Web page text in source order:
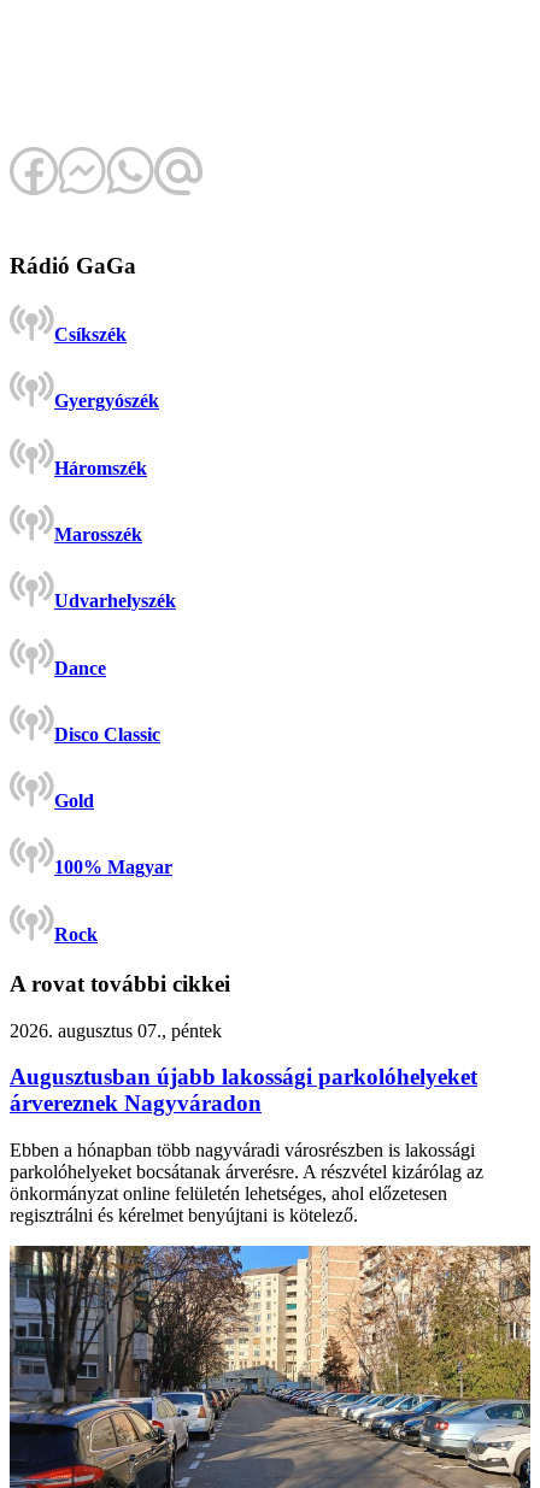
Rádió GaGa
Csíkszék
Gyergyószék
Háromszék
Marosszék
Udvarhelyszék
Dance
Disco Classic
Gold
100% Magyar
Rock
A rovat további cikkei
2026. augusztus 07., péntek
Augusztusban újabb lakossági parkolóhelyeket
árvereznek Nagyváradon
Ebben a hónapban több nagyváradi városrészben is lakossági
parkolóhelyeket bocsátanak árverésre. A részvétel kizárólag az
önkormányzat online felületén lehetséges, ahol előzetesen
regisztrálni és kérelmet benyújtani is kötelező.